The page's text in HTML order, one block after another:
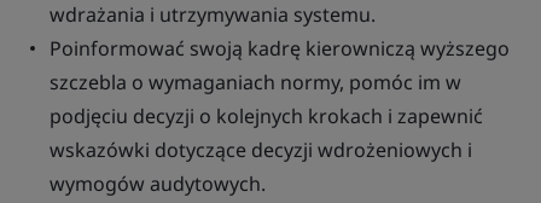
wdrażania i utrzymywania systemu.
Poinformować swoją kadrę kierowniczą wyższego
szczebla o wymaganiach normy, pomóc im w
podjęciu decyzji o kolejnych krokach i zapewnić
wskazówki dotyczące decyzji wdrożeniowych i
wymogów audytowych.